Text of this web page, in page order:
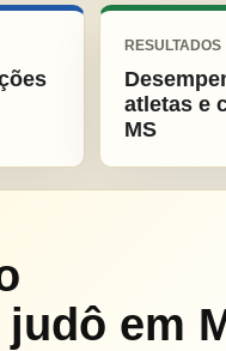
RESULTADOS
atletas e
MS
em